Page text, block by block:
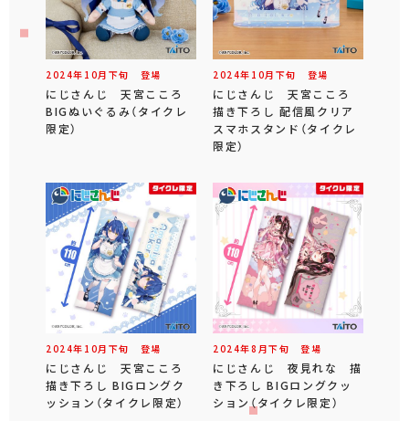
2024年 10月 下旬 登場
にじさんじ 天宮こころ
BIGぬいぐるみ（タイクレ
限定）
2024年 10月 下旬 登場
にじさんじ 天宮こころ
描き下ろし 配信風クリア
スマホスタンド（タイクレ
限定）
2024年 10月 下旬 登場
にじさんじ 天宮こころ
描き下ろし BIGロングク
ッション（タイクレ限定）
2024年8 月下旬 登場
にじさんじ 夜見れな 描
き下ろし BIGロングクッ
ション（タイクレ限定）